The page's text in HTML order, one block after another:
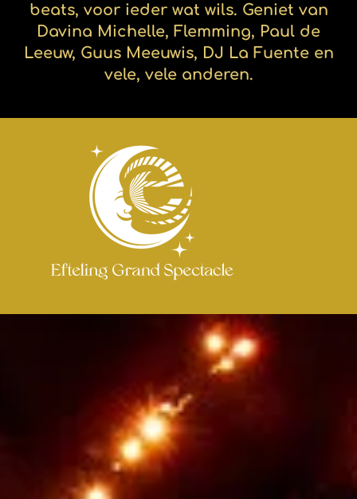
beats, voor ieder wat wils. Geniet van
Davina Michelle, Flemming, Paul de
Leeuw, Guus Meeuwis, DJ La Fuente en
vele, vele anderen.